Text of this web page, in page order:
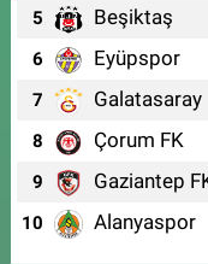
5 Beşiktaş
6 Eyüpspor
7 Galatasaray
8 Çorum FK
9 Gaziantep
10 Alanyaspor